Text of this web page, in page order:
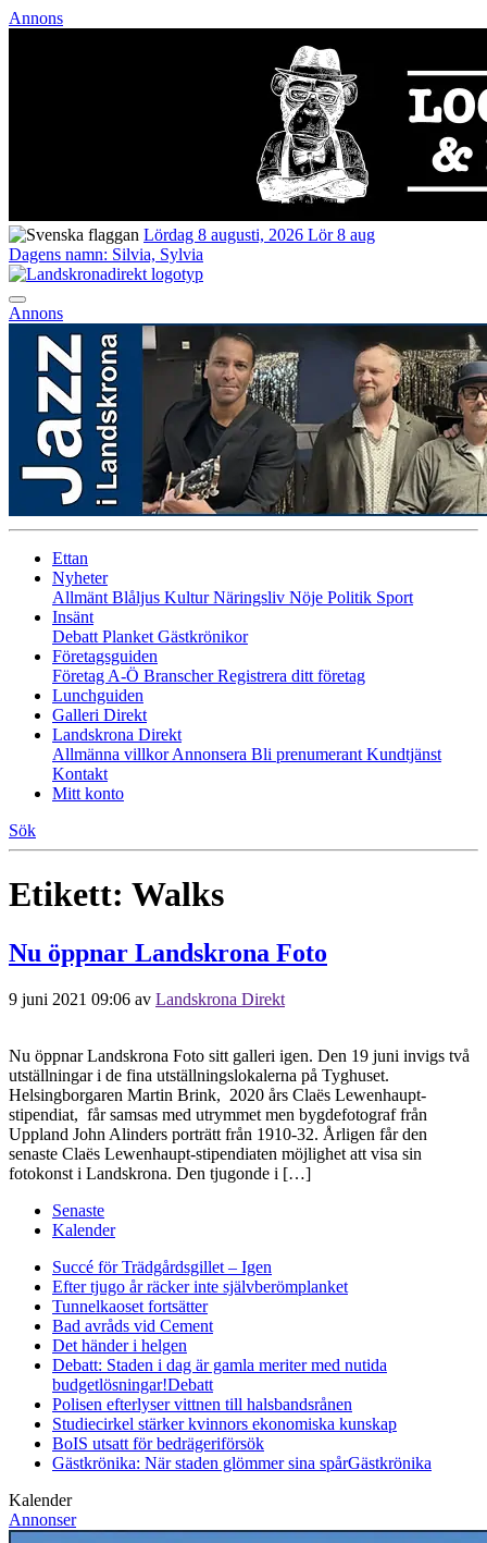
Annons
Lördag 8 augusti, 2026 Lör 8 aug
Dagens namn: Silvia, Sylvia
Annons
Ettan
Nyheter
Allmänt Blåljus KulturNäringsliv Nöje Politik Sport
Insänt
Debatt Planket Gästkrönikor
Företagsguiden
Företag A-Ö BranscherRegistrera ditt företag
Lunchguiden
Galleri Direkt
Landskrona Direkt
Allmänna villkorAnnonsera Bli prenumerant Kundtjänst
Kontakt
Mitt konto
Sök
Etikett: Walks
Nu öppnar Landskrona Foto
9 juni 2021 09:06 av Landskrona Direkt
Nu öppnar Landskrona Foto sitt galleri igen. Den 19 juni invigs två
utställningar i de fina utställningslokalerna på Tyghuset.
Helsingborgaren Martin Brink, 2020 års Claës Lewenhaupt-
stipendiat, får samsas med utrymmet men bygdefotograf från
Uppland John Alinders porträtt från 1910-32. Årligen får den
senaste Claës Lewenhaupt-stipendiaten möjlighet att visa sin
fotokonst i Landskrona. Den tjugonde i […]
Senaste
Kalender
Succé för Trädgårdsgillet – Igen
Efter tjugo år räcker inte självberömplanket
Tunnelkaoset fortsätter
Bad avråds vid Cement
Det händer i helgen
Debatt: Staden i dag är gamla meriter med nutida
budgetlösningar!Debatt
Polisen efterlyser vittnen till halsbandsrånen
Studiecirkel stärker kvinnors ekonomiska kunskap
BoIS utsatt för bedrägeriförsök
Gästkrönika: När staden glömmer sina spårGästkrönika
Kalender
Annonser